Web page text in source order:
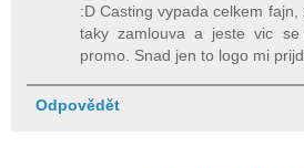
:D Casting vypada celkem
taky zamlouva a jeste vic
promo. Snad jen to logo mi
Odpovědět